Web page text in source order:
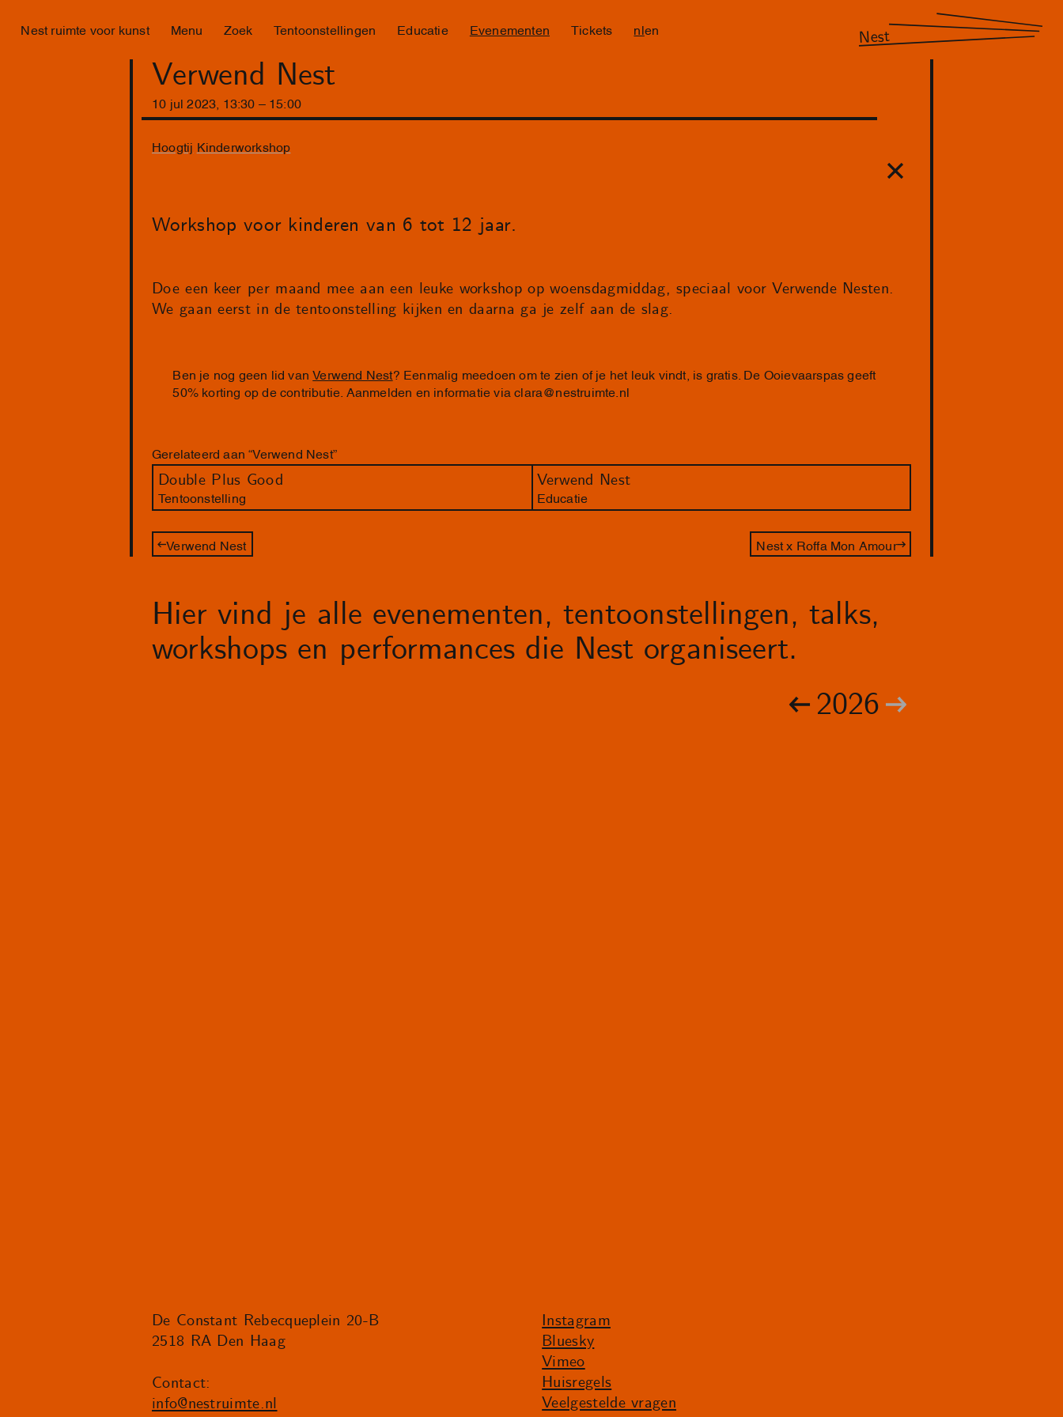
Nest ruimte voor kunst Menu Zoek Tentoonstellingen Educatie Evenementen Tickets nl en Nest
Verwend Nest
10 jul 2023 13 : 30 15 : 00
Hoogtij Kinderworkshop
Workshop voor kinderen van 6 tot 12 jaar.
Doe een keer per maand mee aan een leuke workshop op woensdagmiddag, speciaal voor Verwende Nesten.
We gaan eerst in de tentoonstelling kijken en daarna ga je zelf aan de slag.
Ben je nog geen lid vanVerwend Nest ? Eenmalig meedoen om te zien of je het leuk vindt, is gratis. De Ooievaarspas geeft
50% korting op de contributie. Aanmelden en informatie viaclara@nestruimte.nl
Gerelateerd aan “Verwend Nest”
Double Plus Good
Tentoonstelling
Verwend Nest
Educatie
Verwend Nest Nest x Roffa Mon Amour
Hier vind je alle evenementen, tentoonstellingen, talks,
workshops en performances die Nest organiseert.
2026
De Constant Rebecqueplein 20-B
2518 RA Den Haag
Contact:
info@nestruimte.nl
Instagram
Bluesky
Vimeo
Huisregels
Veelgestelde vragen